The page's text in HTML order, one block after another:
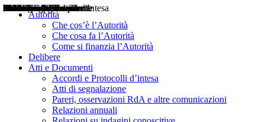
Autorità
Che cos’è l’Autorità
Che cosa fa l’Autorità
Come si finanzia l’Autorità
Delibere
Atti e Documenti
Accordi e Protocolli d’intesa
Atti di segnalazione
Pareri, osservazioni RdA e altre comunicazioni
Relazioni annuali
Delibere
Pareri
Consultazioni
Audizioni
Atti di Segnalazione
Accordi e Protocolli d'Intesa
Relazioni annuali
Misure di regolazione
Notizie
Comunicati Stampa
Bollettini ART
Convegni ART
Interviste del Presidente
Articoli in primo piano
Interventi del Presidente
2004
2005
2010
2013
2014
2015
2016
2017
2018
2019
202
2020
2021
2022
2023
2024
2025
2026
Aereo
Marittimo
Terrestre